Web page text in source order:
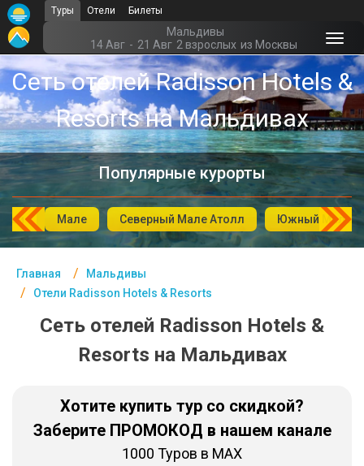
Туры Отели Билеты
Мальдивы
14 Авг - 21 Авг 2 взрослых из Москвы
Сеть отелей Radisson Hotels &
Resorts на Мальдивах
Популярные курорты
Мале Северный Мале Атолл Южный Мале
Главная
Мальдивы
Отели Radisson Hotels & Resorts
Сеть отелей Radisson Hotels &
Resorts на Мальдивах
Хотите купить тур со скидкой?
Заберите ПРОМОКОД в нашем канале
1000 Туров в MAX
Главная
Мальдивы - Курорты
Офис г. Москва
Помощь
Подборки отелей
Турция
Таиланд
Египет
Куба
Шри Ланка
Вьетнам